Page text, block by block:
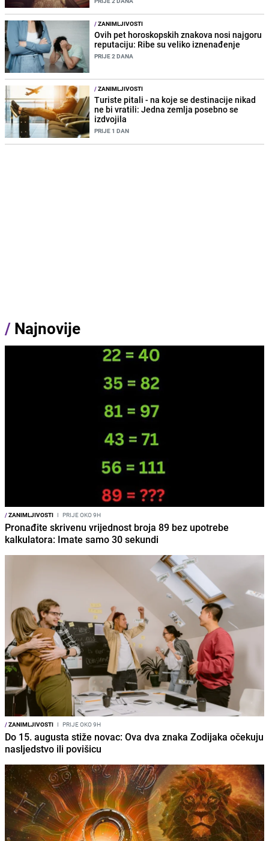
/ZANIMLJIVOSTI
Ovih pet horoskopskih znakova nosi najgoru
reputaciju: Ribe su veliko iznenađenje
PRIJE 2 DANA
/ZANIMLJIVOSTI
Turiste pitali - na koje se destinacije nikad
ne bi vratili: Jedna zemlja posebno se
izdvojila
PRIJE 1 DAN
/ Najnovije
/ZANIMLJIVOSTI I PRIJE OKO 9H
Pronađite skrivenu vrijednost broja 89 bez upotrebe
kalkulatora: Imate samo 30 sekundi
/ZANIMLJIVOSTI I PRIJE OKO 9H
Do 15. augusta stiže novac: Ova dva znaka Zodijaka očekuju
nasljedstvo ili povišicu